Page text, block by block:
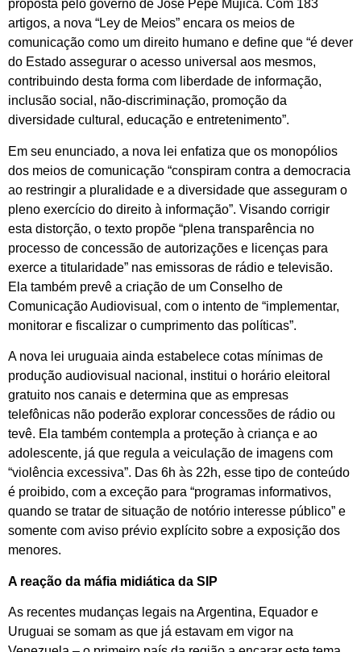
proposta pelo governo de José Pepe Mujica. Com 183
artigos, a nova “Ley de Meios” encara os meios de
comunicação como um direito humano e define que “é dever
do Estado assegurar o acesso universal aos mesmos,
contribuindo desta forma com liberdade de informação,
inclusão social, não-discriminação, promoção da
diversidade cultural, educação e entretenimento”.
Em seu enunciado, a nova lei enfatiza que os monopólios
dos meios de comunicação “conspiram contra a democracia
ao restringir a pluralidade e a diversidade que asseguram o
pleno exercício do direito à informação”. Visando corrigir
esta distorção, o texto propõe “plena transparência no
processo de concessão de autorizações e licenças para
exerce a titularidade” nas emissoras de rádio e televisão.
Ela também prevê a criação de um Conselho de
Comunicação Audiovisual, com o intento de “implementar,
monitorar e fiscalizar o cumprimento das políticas”.
A nova lei uruguaia ainda estabelece cotas mínimas de
produção audiovisual nacional, institui o horário eleitoral
gratuito nos canais e determina que as empresas
telefônicas não poderão explorar concessões de rádio ou
tevê. Ela também contempla a proteção à criança e ao
adolescente, já que regula a veiculação de imagens com
“violência excessiva”. Das 6h às 22h, esse tipo de conteúdo
é proibido, com a exceção para “programas informativos,
quando se tratar de situação de notório interesse público” e
somente com aviso prévio explícito sobre a exposição dos
menores.
A reação da máfia midiática da SIP
As recentes mudanças legais na Argentina, Equador e
Uruguai se somam as que já estavam em vigor na